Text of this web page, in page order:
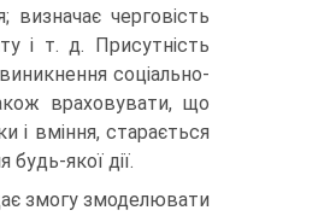
визначає черговість
і т. д. Присутність
соціально-
враховувати, що
і вміння, старається
якої дії.
змогу змоделювати